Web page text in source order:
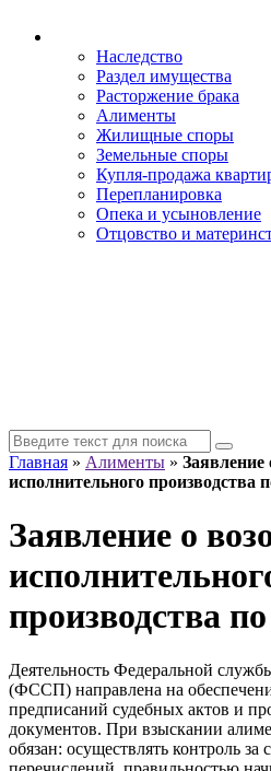
Наследство
Раздел имущества
Расторжение брака
Алименты
Жилищные споры
Земельные споры
Купля-продажа
Перепланировка
Опека и усыновление
Отцовство и
Главная » Алименты » Заявление
исполнительного производства
Заявление о
производства
Деятельность Федеральной
(ФССП) направлена на
предписаний судебных актов и
документов. При взыскании
обязан: осуществлять контроль за